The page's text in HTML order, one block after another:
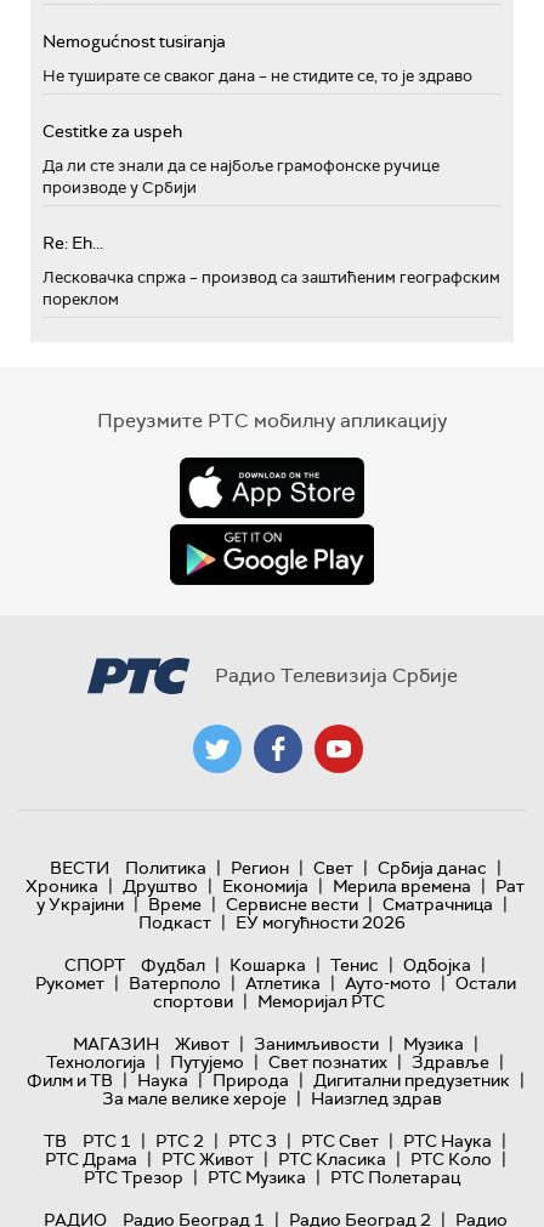
Nemogućnost tusiranja
Не туширате се сваког дана – не стидите се, то је здраво
Cestitke za uspeh
Да ли сте знали да се најбоље грамофонске ручице
производе у Србији
Re: Eh...
Лесковачка спржа – производ са заштићеним географским
пореклом
Преузмите РТС мобилну апликацију
Радио Телевизија Србије
ВЕСТИ Политика | Регион | Свет | Србија данас |
Хроника | Друштво | Економија | Мерила времена | Рат
у Украјини | Време | Сервисне вести | Сматрачница |
Подкаст | ЕУ могућности 2026
СПОРТ
Фудбал | Кошарка | Тенис | Одбојка |
Рукомет | Ватерполо | Атлетика | Ауто-мото | Остали
спортови | Меморијал РТС
МАГАЗИН
Живот | Занимљивости | Музика |
Технологијa | Путујемо | Свет познатих | Здравље |
Филм и ТВ | Наука | Природа | Дигитални предузетник |
За мале велике хероје | Наизглед здрав
ТВ
РТС 1 | РТС 2 | РТС 3 | РТС Свет | РТС Наука |
РТС Драма | РТС Живот | РТС Класика | РТС Коло |
РТС Трезор | РТС Музика | РТС Полетарац
РАДИО
Радио Београд 1 | Радио Београд 2 | Радио